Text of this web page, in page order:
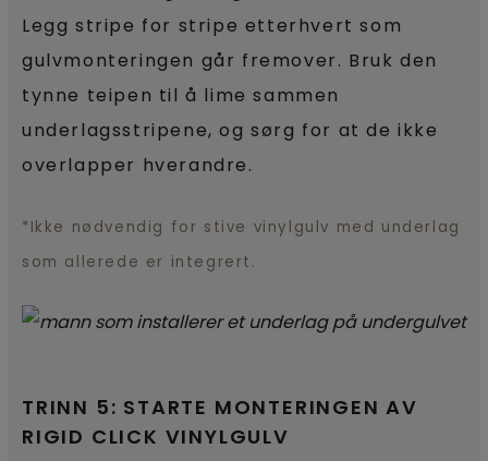
Legg stripe for stripe etterhvert som
gulvmonteringen går fremover. Bruk den
tynne teipen til å lime sammen
underlagsstripene, og sørg for at de ikke
overlapper hverandre.
*Ikke nødvendig for stive vinylgulv med underlag
som allerede er integrert.
TRINN 5: STARTE MONTERINGEN AV
RIGID CLICK VINYLGULV